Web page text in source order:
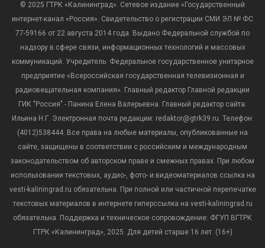
© 2025 ГТРК «Калининград». Сетевое издание «Государственный
интернет-канал «Россия». Свидетельство о регистрации СМИ ЭЛ № ФС
77-59166 от 22 августа 2014 года. Выдано Федеральной службой по
надзору в сфере связи, информационных технологий и массовых
коммуникаций. Учредитель: Федеральное государственное унитарное
предприятие «Всероссийская государственная телевизионная и
радиовещательная компания». Главный редактор Главной редакции
ГИК "Россия" - Панина Елена Валерьевна. Главный редактор сайта:
Ильина Н.Г. Электронная почта редакции: redaktor@gtrk39.ru. Телефон:
(4012)538444. Все права на любые материалы, опубликованные на
сайте, защищены в соответствии с российским и международным
законодательством об авторском праве и смежных правах. При любом
использовании текстовых, аудио-, фото- и видеоматериалов ссылка на
vesti-kaliningrad.ru обязательна. При полной или частичной перепечатке
текстовых материалов в интернете гиперссылка на vesti-kaliningrad.ru
обязательна. Поддержка и техническое сопровождение: ФГУП ВГТРК
ГТРК «Калининград», 2025. Для детей старше 16 лет. (16+)